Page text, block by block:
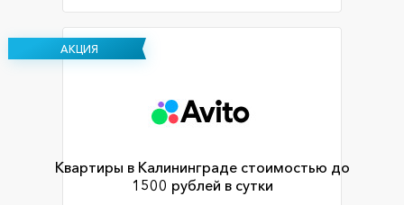
АКЦИЯ
Квартиры в Калининграде стоимостью до
1500 рублей в сутки